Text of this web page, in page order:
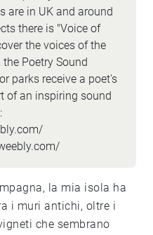
are in UK and around
there is "Voice of
the voices of the
Poetry Sound
parks receive a poet's
of an inspiring sound
la mia isola ha
i muri antichi, oltre i
che sembrano